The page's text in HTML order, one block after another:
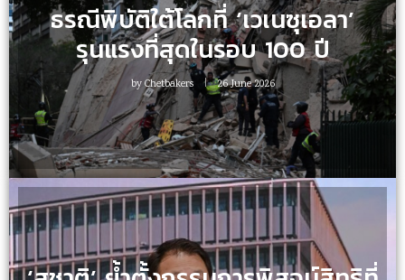
ธรณีพิบัติใต้โลกที่ ‘เวเนซุเอลา’
รุนแรงที่สุดในรอบ 100 ปี
byChetbakers 26 June 2026